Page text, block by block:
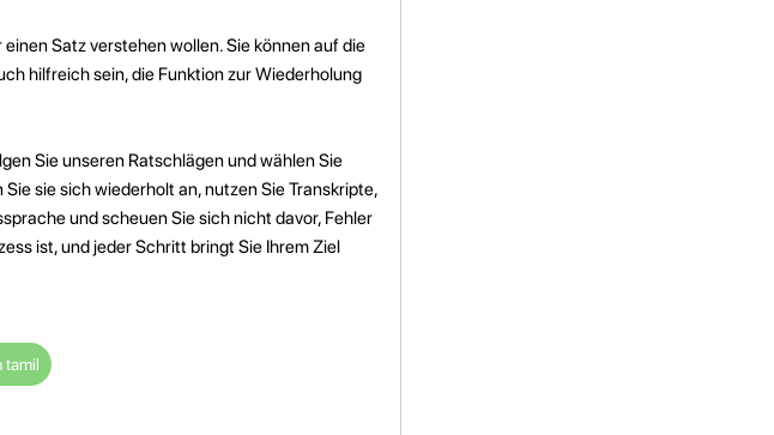
Satz verstehen wollen. Sie können auf die
hilfreich sein, die Funktion zur Wiederholung
Sie unseren Ratschlägen und wählen Sie
sie sich wiederholt an, nutzen Sie Transkripte,
und scheuen Sie sich nicht davor, Fehler
ist, und jeder Schritt bringt Sie Ihrem Ziel
tamil